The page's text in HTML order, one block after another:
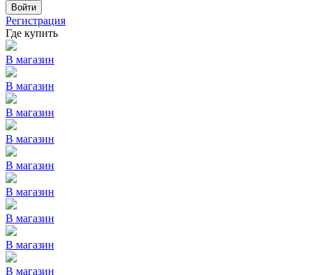
Войти
Регистрация
Где купить
В магазин
В магазин
В магазин
В магазин
В магазин
В магазин
В магазин
В магазин
В магазин